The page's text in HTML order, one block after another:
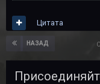
Цитата
НАЗАД